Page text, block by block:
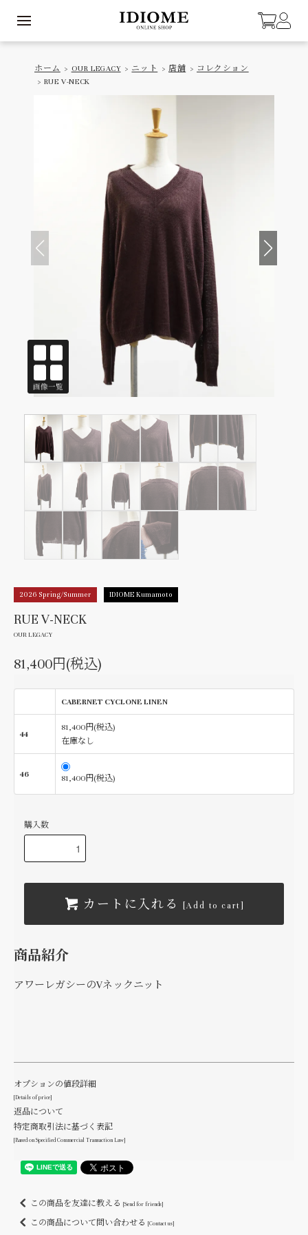
ホーム > OUR LEGACY > ニット > 店舗 > コレクション
> RUE V-NECK
2026 Spring/Summer IDIOME Kumamoto
RUE V-NECK
OUR LEGACY
81,400円(税込)
CABERNET CYCLONE LINEN
44
81,400円(税込)
在庫なし
46 81,400円(税込)
購入数
カートに入れる [Add to cart]
商品紹介
アワーレガシーのVネックニット
オプションの値段詳細
[Details of price]
返品について
特定商取引法に基づく表記
[Based on Specified Commercial Transaction Law]
この商品を友達に教える [Send for friends]
この商品について問い合わせる [Contact us]